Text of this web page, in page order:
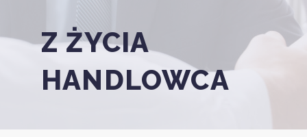
Z ŻYCIA
HANDLOWCA